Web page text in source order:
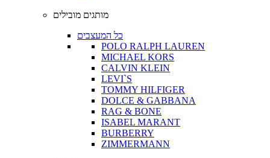
מותגים מובילים
כל המעצבים
POLO RALPH LAUREN
MICHAEL KORS
CALVIN KLEIN
LEVI`S
TOMMY HILFIGER
DOLCE & GABBANA
RAG & BONE
ISABEL MARANT
BURBERRY
ZIMMERMANN